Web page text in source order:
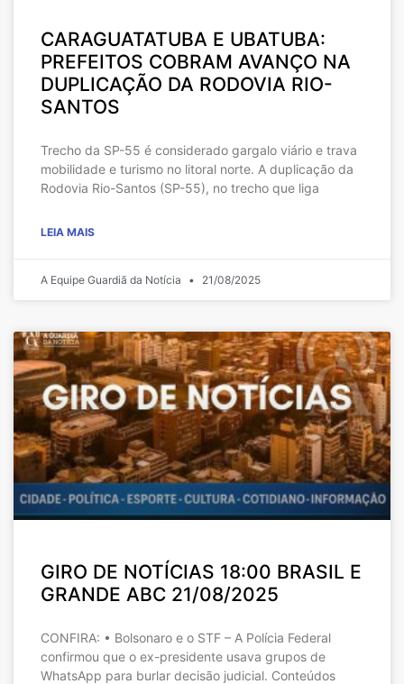
CARAGUATATUBA E UBATUBA:
PREFEITOS COBRAM AVANÇO NA
DUPLICAÇÃO DA RODOVIA RIO-
SANTOS
Trecho da SP-55 é considerado gargalo viário e trava
mobilidade e turismo no litoral norte. A duplicação da
Rodovia Rio-Santos (SP-55), no trecho que liga
LEIA MAIS
A Equipe Guardiã da Notícia 21/08/2025
GIRO DE NOTÍCIAS 18:00 BRASIL E
GRANDE ABC 21/08/2025
CONFIRA: • Bolsonaro e o STF – A Polícia Federal
confirmou que o ex-presidente usava grupos de
WhatsApp para burlar decisão judicial. Conteúdos